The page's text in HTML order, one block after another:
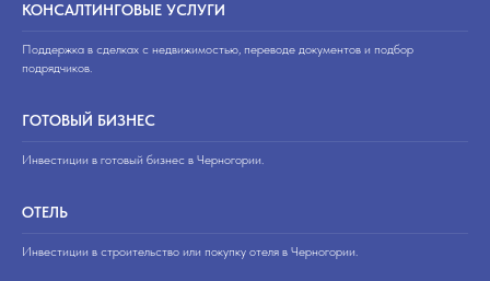
КОНСАЛТИНГОВЫЕ УСЛУГИ
Поддержка в сделках с недвижимостью, переводе документов и подбор
подрядчиков.
ГОТОВЫЙ БИЗНЕС
Инвестиции в готовый бизнес в Черногории.
ОТЕЛЬ
Инвестиции в строительство или покупку отеля в Черногории.